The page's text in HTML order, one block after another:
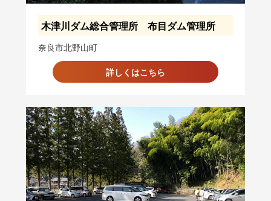
木津川ダム総合管理所 布目ダム管理所
奈良市北野山町
詳しくはこちら